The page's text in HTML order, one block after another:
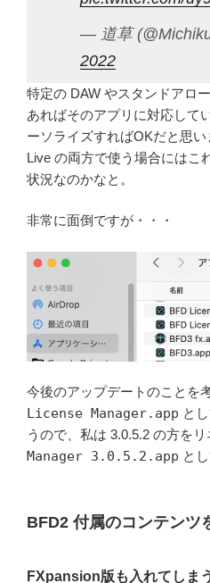
— 道草
2022
特定の DAW やスタンドアロ
あればそのアプリに対応して
ーソライズすればOKだと思
Live の両方で使う場合にはこ
状況なのかなと。
非常に面倒ですが・・・
今後のアップデートのことを
License Manager.app と
うので、私は 3.0.5.2 の方をリ
Manager 3.0.5.2.app と
BFD2 付属のコンテンツ
FXpansion版も入れてしま